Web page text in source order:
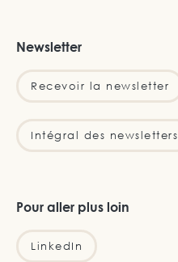
Newsletter
Recevoir la newsletter
Intégral des newsletters
Pour aller plus loin
LinkedIn